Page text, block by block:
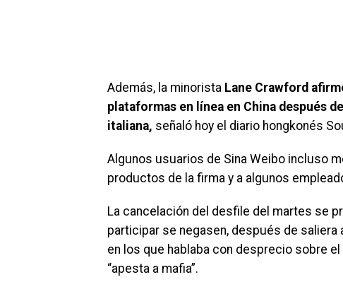
Además, la minorista Lane Crawford
plataformas en línea en China después
italiana, señaló hoy el diario hongkonés
Algunos usuarios de Sina Weibo incluso
productos de la firma y a algunos
La cancelación del desfile del martes se
participar se negasen, después de
en los que hablaba con desprecio sobre el
“apesta a mafia”.